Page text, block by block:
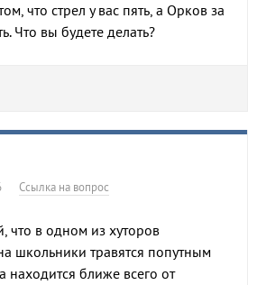
что стрел у вас пять, а Орков за
Что вы будете делать?
Ссылка на вопрос
что в одном из хуторов
школьники травятся попутным
находится ближе всего от